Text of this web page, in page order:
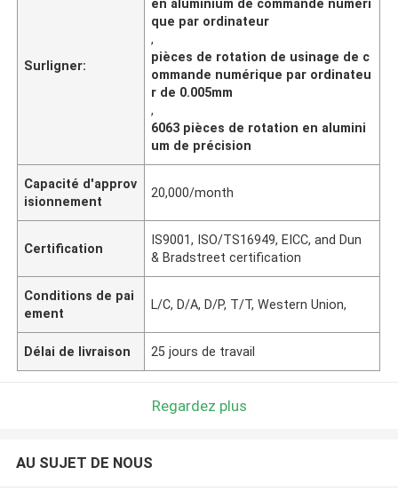
Surligner:
en aluminium de commande numéri
que par ordinateur
,
pièces de rotation de usinage de c
ommande numérique par ordinateu
r de 0.005mm
,
6063 pièces de rotation en alumini
um de précision
Capacité d'approv
isionnement
20,000/month
Certification
IS9001, ISO/TS16949, EICC, and Dun
& Bradstreet certification
Conditions de pai
ement
L/C, D/A, D/P, T/T, Western Union,
Délai de livraison 25 jours de travail
Regardez plus
AU SUJET DE NOUS